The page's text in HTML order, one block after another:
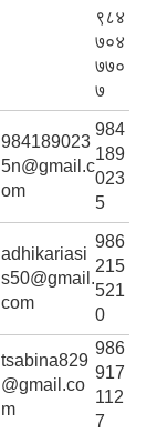
९८४
७०४
७७०
७
984189023
5n@gmail.c
om
984
189
023
5
adhikariasi
s50@gmail.
com
986
215
521
0
tsabina829
@gmail.co
m
986
917
112
7